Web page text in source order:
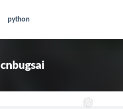
python
cnbugsai